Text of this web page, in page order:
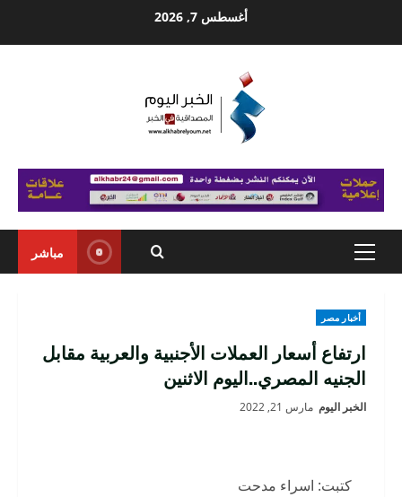
أغسطس 7, 2026
Primary
مباشر
أخبار مصر
ارتفاع أسعار العملات الأجنبية والعربية مقابل
الجنيه المصري..اليوم الاثنين
الخبر اليوم مارس 21, 2022
كتبت: اسراء مدحت